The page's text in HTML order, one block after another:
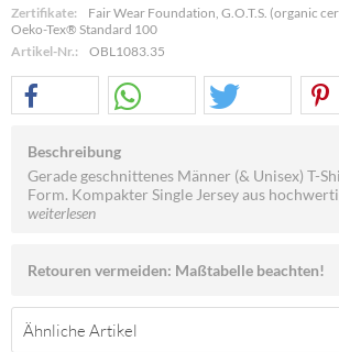
Zertifikate:
Fair Wear Foundation, G.O.T.S. (organic
Oeko-Tex® Standard 100
Artikel-Nr.:
OBL1083.35
Beschreibung
Gerade geschnittenes Männer (& Unisex) T-
Form. Kompakter Single Jersey aus
weiterlesen
Retouren vermeiden: Maßtabelle beachten!
Ähnliche Artikel